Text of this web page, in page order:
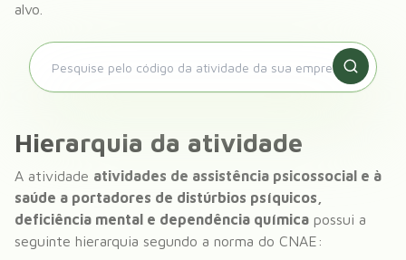
alvo.
Hierarquia da atividade
A atividade atividades de assistência psicossocial e à
saúde a portadores de distúrbios psíquicos,
deficiência mental e dependência química possui a
seguinte hierarquia segundo a norma do CNAE: